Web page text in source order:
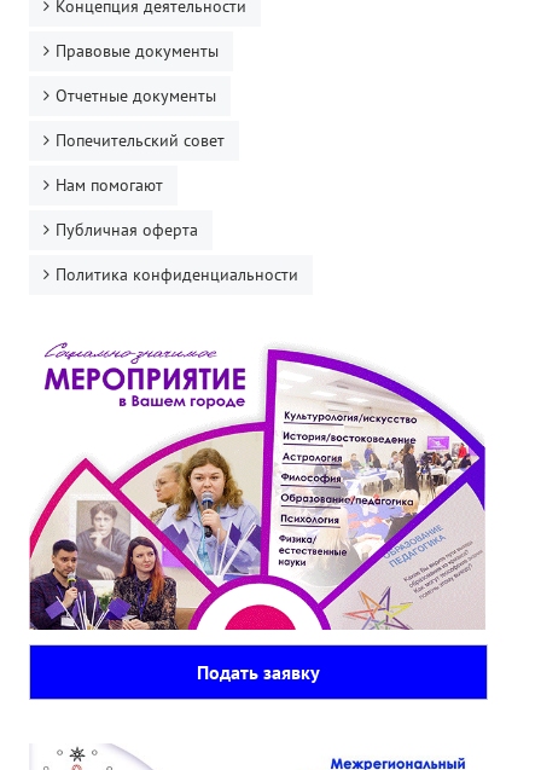
Концепция деятельности
Правовые документы
Отчетные документы
Попечительский совет
Нам помогают
Публичная оферта
Политика конфиденциальности
Подать заявку